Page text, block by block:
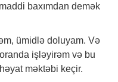
baxımdan demək
ümidlə doluyam. Və
işləyirəm və bu
məktəbi keçir.